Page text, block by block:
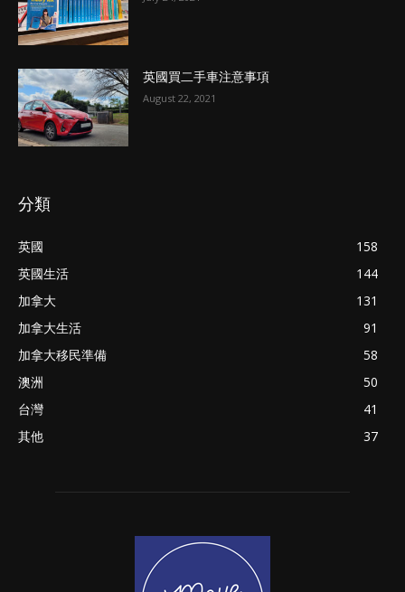
英國買二手車注意事項
August 22, 2021
分類
英國
158
英國生活
144
加拿大
131
加拿大生活
91
加拿大移民準備
58
澳洲
50
台灣
41
其他
37